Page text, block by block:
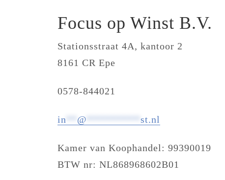
Focus op Winst B.V.
Stationsstraat 4A, kantoor 2
8161 CR Epe
0578-844021
in @ st.nl
​Kamer van Koophandel: 99390019
BTW nr: NL868968602B01